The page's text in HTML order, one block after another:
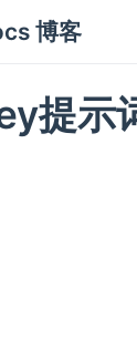
博客
提示